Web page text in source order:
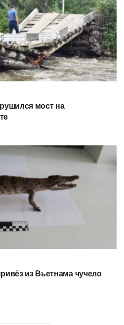
мост на
из Вьетнама чучело